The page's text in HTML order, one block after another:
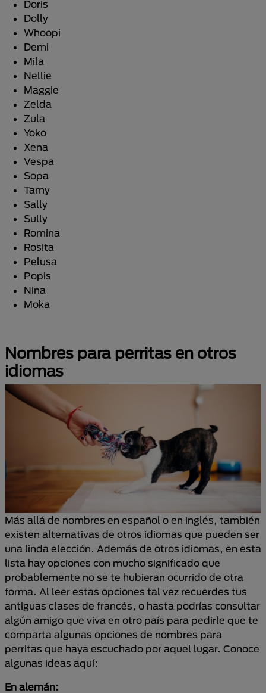
Doris
Dolly
Whoopi
Demi
Mila
Nellie
Maggie
Zelda
Zula
Yoko
Xena
Vespa
Sopa
Tamy
Sally
Sully
Romina
Rosita
Pelusa
Popis
Nina
Moka
Nombres para perritas en otros
idiomas
Más allá de nombres en español o en inglés, también
existen alternativas de otros idiomas que pueden ser
una linda elección. Además de otros idiomas, en esta
lista hay opciones con mucho significado que
probablemente no se te hubieran ocurrido de otra
forma. Al leer estas opciones tal vez recuerdes tus
antiguas clases de francés, o hasta podrías consultar
algún amigo que viva en otro país para pedirle que te
comparta algunas opciones de nombres para
perritas que haya escuchado por aquel lugar. Conoce
algunas ideas aquí:
En alemán: